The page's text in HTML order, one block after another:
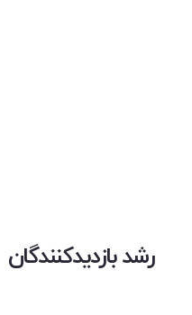
رشد بازدیدکنندگان